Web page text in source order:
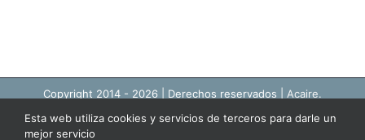
Copyright 2014 - 2026 | Derechos reservados | Acaire.
Política de Privacidad|Política de Cookies|Avisos legales
Esta web utiliza cookies y servicios de terceros para darle un
mejor servicio